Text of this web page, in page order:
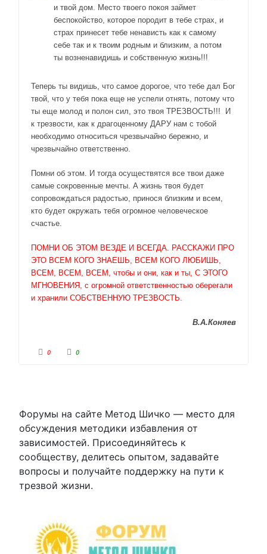
и твой дом. Место твоего покоя займет
беспокойство, которое породит в тебе страх, и
страх принесет тебе ненависть как к самому
себе так и к твоим родным и близким, а потом
ты возненавидишь и собственную жизнь!!!
Теперь ты видишь, что самое дорогое, что тебе дал Бог
твой, что у тебя пока еще не успели отнять, потому что
ты еще молод и полон сил, это твоя ТРЕЗВОСТЬ!!! И
к трезвости, как к драгоценному ДАРУ нам с тобой
необходимо относиться чрезвычайно бережно, и
чрезвычайно ответственно.
Помни об этом. И тогда осуществятся все твои даже
самые сокровенные мечты. А жизнь твоя будет
сопровождаться радостью, принося близким и всем,
кто будет окружать тебя огромное человеческое
счастье.
ПОМНИ ОБ ЭТОМ ВЕЗДЕ И ВСЕГДА. РАССКАЖИ ПРО
ЭТО ВСЕМ КОГО ЗНАЕШЬ, ВСЕМ КОГО ЛЮБИШЬ,
ВСЕМ, ВСЕМ, ВСЕМ, чтобы и они, как и ты, С ЭТОГО
МГНОВЕНИЯ, с огромной ответственностью оберегали
и хранили СОБСТВЕННУЮ ТРЕЗВОСТЬ.
В.А.Коняев
п
л
ц
в
н
и
з
.
0
п
л
ц
в
е
р
х
0
Форумы на сайте Метод Шичко — место для
обсуждения методики избавления от
зависимостей. Присоединяйтесь к
сообществу, делитесь опытом, задавайте
вопросы и получайте поддержку на пути к
трезвой жизни.